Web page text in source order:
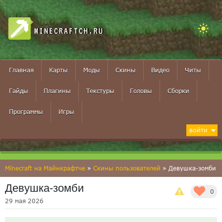
MINECRAFTCH.RU
Главная Карты Моды Скины Видео Читы
Гайды Плагины Текстуры Головы Сборки
Программы Игры
ВОЙТИ
Minecraft на Майнкрафтче » Скины пользователей » Девушка-зомби
0
Девушка-зомби
29 мая 2026